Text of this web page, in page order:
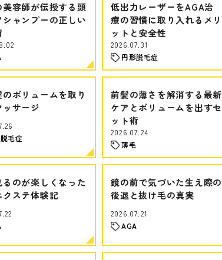
美容師が伝授する頭
シャンプーの正しい
低出力レーザーをAGA治
療の習慣に取り入れるメリ
ットと安全性
2026.07.31
円形脱毛症
ボリュームを取り
サージ
毛症
前髪の薄さを解消する最新
ケアとボリュームを出すセ
ット術
2026.07.24
薄毛
るのが楽しくなった
クステ体験記
鏡の前で気づいた生え際の
後退と抜け毛の真実
2026.07.21
AGA